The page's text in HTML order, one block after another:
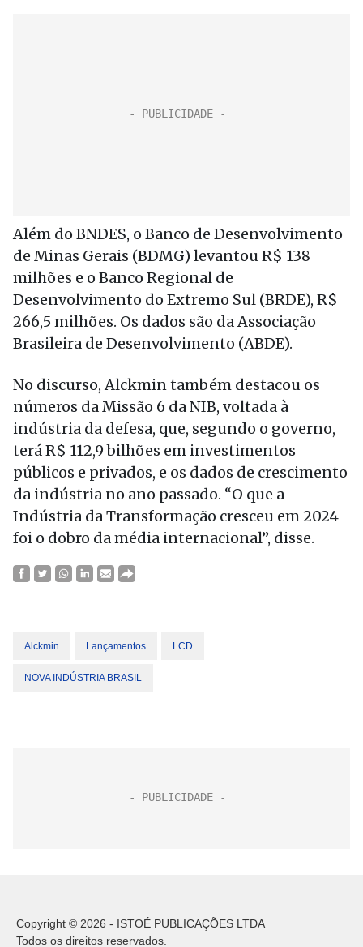
Além do BNDES, o Banco de Desenvolvimento
de Minas Gerais (BDMG) levantou R$ 138
milhões e o Banco Regional de
Desenvolvimento do Extremo Sul (BRDE), R$
266,5 milhões. Os dados são da Associação
Brasileira de Desenvolvimento (ABDE).
No discurso, Alckmin também destacou os
números da Missão 6 da NIB, voltada à
indústria da defesa, que, segundo o governo,
terá R$ 112,9 bilhões em investimentos
públicos e privados, e os dados de crescimento
da indústria no ano passado. “O que a
Indústria da Transformação cresceu em 2024
foi o dobro da média internacional”, disse.
Alckmin Lançamentos LCD
NOVA INDÚSTRIA BRASIL
Copyright © 2026 - ISTOÉ PUBLICAÇÕES LTDA
Todos os direitos reservados.